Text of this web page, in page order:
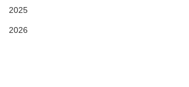
2025
2026